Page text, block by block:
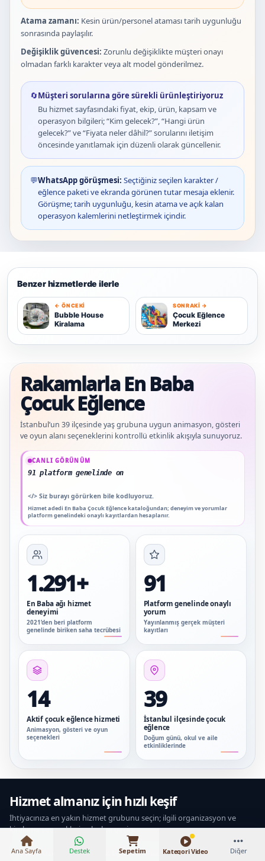
Atama zamanı: Kesin ürün/personel ataması tarih uygunluğu
sonrasında paylaşılır.
Değişiklik güvencesi: Zorunlu değişiklikte müşteri onayı
olmadan farklı karakter veya alt model gönderilmez.
🔄Müşteri sorularına göre sürekli ürünleştiriyoruz
Bu hizmet sayfasındaki fiyat, ekip, ürün, kapsam ve
operasyon bilgileri; “Kim gelecek?”, “Hangi ürün
gelecek?” ve “Fiyata neler dâhil?” sorularını iletişim
öncesinde yanıtlamak için düzenli olarak güncellenir.
💬WhatsApp görüşmesi: Seçtiğiniz seçilen karakter /
eğlence paketi ve ekranda görünen tutar mesaja eklenir.
Görüşme; tarih uygunluğu, kesin atama ve açık kalan
operasyon kalemlerini netleştirmek içindir.
Benzer hizmetlerde ilerle
B
← ÖNCEKI
Bubble House
Kiralama
Ç
SONRAKI →
Çocuk Eğlence
Merkezi
Rakamlarla En Baba
Çocuk Eğlence
İstanbul’un 39 ilçesinde yaş grubuna uygun animasyon, gösteri
ve oyun alanı seçeneklerini kontrollü etkinlik akışıyla sunuyoruz.
CANLI GÖRÜNÜM
91 platform genelinde onaylı yorum
</> Siz burayı görürken bile kodluyoruz.
Hizmet adedi En Baba Çocuk Eğlence kataloğundan; deneyim ve yorumlar
platform genelindeki onaylı kayıtlardan hesaplanır.
Güncel veriler: 1.291+ En Baba ağı hizmet deneyimi; 91 platform genelinde
1.291+
En Baba ağı hizmet
deneyimi
2021’den beri platform
genelinde biriken saha tecrübesi
91
Platform genelinde onaylı
yorum
Yayınlanmış gerçek müşteri
kayıtları
14
Aktif çocuk eğlence hizmeti
Animasyon, gösteri ve oyun
seçenekleri
39
İstanbul ilçesinde çocuk
eğlence
Doğum günü, okul ve aile
etkinliklerinde
Hizmet almanız için hızlı keşif
İhtiyacınıza en yakın hizmet grubunu seçin; ilgili organizasyon ve
kiralama seçeneklerine hızlıca geçin.
Popüler Özel Günler Çocuk Eğlence Müzik & Sahne Personel &
Ana Sayfa Destek Sepetim Kategori Video Diğer